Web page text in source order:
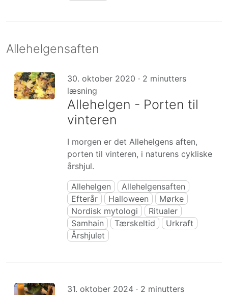
Allehelgensaften
30. oktober 2020 · 2 minutters
læsning
Allehelgen - Porten til
vinteren
I morgen er det Allehelgens aften,
porten til vinteren, i naturens cykliske
årshjul.
Allehelgen
Allehelgensaften
Efterår
Halloween
Mørke
Nordisk mytologi
Ritualer
Samhain
Tærskeltid
Urkraft
Årshjulet
31. oktober 2024 · 2 minutters